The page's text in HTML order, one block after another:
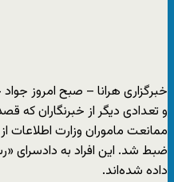
خبرگزاری هرانا – صبح امروز
و تعدادی دیگر از خبرنگاران که
ممانعت ماموران وزارت اطلاعات
ضبط شد. این افراد به دادسرای
داده شده‌اند.